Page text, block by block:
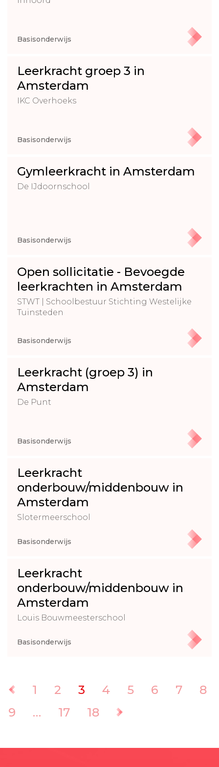
Basisonderwijs
Leerkracht groep 3 in
Amsterdam
IKC Overhoeks
Basisonderwijs
Gymleerkracht in Amsterdam
De IJdoornschool
Basisonderwijs
Open sollicitatie - Bevoegde
leerkrachten in Amsterdam
STWT | Schoolbestuur Stichting Westelijke
Tuinsteden
Basisonderwijs
Leerkracht (groep 3) in
Amsterdam
De Punt
Basisonderwijs
Leerkracht
onderbouw/middenbouw in
Amsterdam
Slotermeerschool
Basisonderwijs
Leerkracht
onderbouw/middenbouw in
Amsterdam
Louis Bouwmeesterschool
Basisonderwijs
Vorige
1 2 3 4 5 6 7
8
9
… 17 18 Volgende